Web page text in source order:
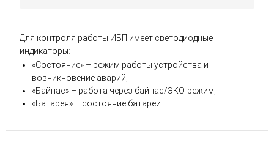
Для контроля работы ИБП имеет светодиодные
индикаторы:
«Состояние» – режим работы устройства и
возникновение аварий;
«Байпас» – работа через байпас/ЭКО-режим;
«Батарея» – состояние батареи.